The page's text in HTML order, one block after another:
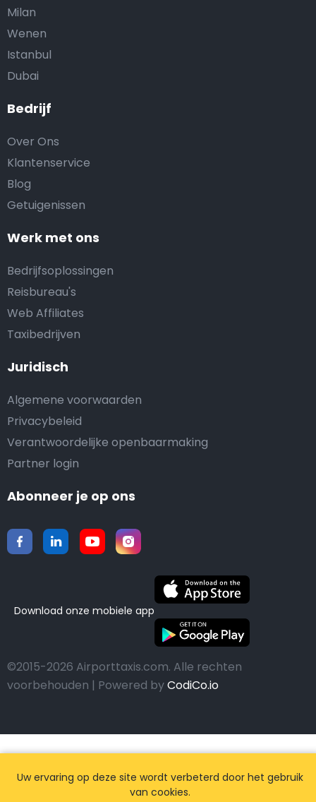
Bedrijf
Over Ons
Klantenservice
Blog
Getuigenissen
Werk met ons
Bedrijfsoplossingen
Reisbureau's
Web Affiliates
Taxibedrijven
Juridisch
Algemene voorwaarden
Privacybeleid
Verantwoordelijke openbaarmaking
Partner login
Milan
Wenen
Istanbul
Dubai
Abonneer je op ons
Download onze mobiele app
©2015-2026 Airporttaxis.com. Alle rechten
voorbehouden | Powered byCodiCo.io
Uw ervaring op deze site wordt verbeterd door het gebruik
van cookies.